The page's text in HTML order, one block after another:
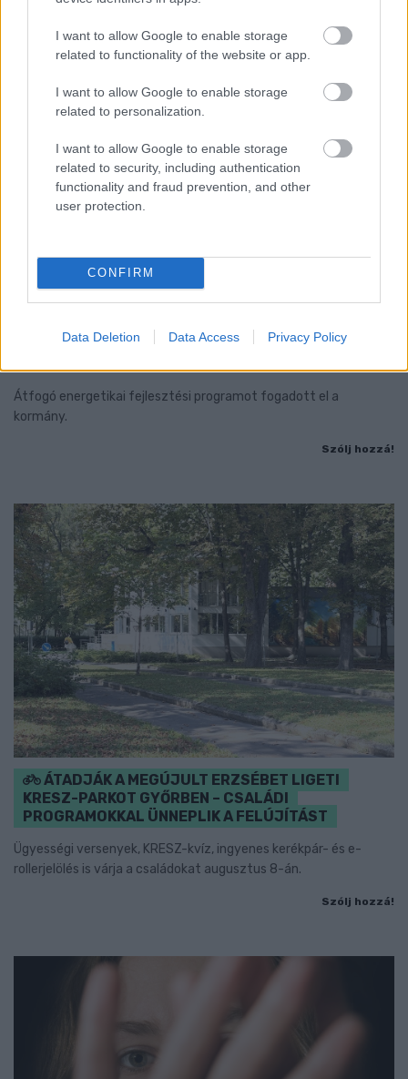
I want to allow Google to enable storage
related to functionality of the website or app.
I want to allow Google to enable storage
related to personalization.
I want to allow Google to enable storage
related to security, including authentication
functionality and fraud prevention, and other
user protection.
CONFIRM
Data Deletion Data Access Privacy Policy
MAGYAR PÉTER: 868 MILLIÁRD FORINTOS
BERUHÁZÁSI CSOMAGGAL ERŐSÍTIK
MAGYARORSZÁG ENERGIAELLÁTÁSÁT, MIKÖZBEN
Átfogó energetikai fejlesztési programot fogadott el a
kormány.
Szólj hozzá!
ÁTADJÁK A MEGÚJULT ERZSÉBET LIGETI
KRESZ-PARKOT GYŐRBEN – CSALÁDI
PROGRAMOKKAL ÜNNEPLIK A FELÚJÍTÁST
Ügyességi versenyek, KRESZ-kvíz, ingyenes kerékpár- és e-
rollerjelölés is várja a családokat augusztus 8-án.
Szólj hozzá!